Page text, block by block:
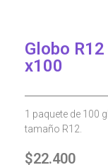
Globo
x100
1 paquete de 100
tamaño R12.
$22.400